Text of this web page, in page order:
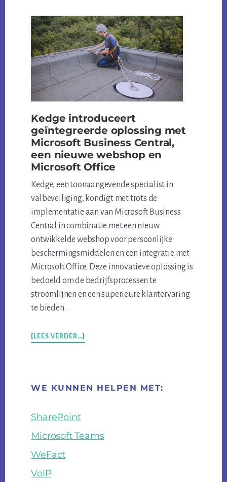
CALLS
DANKZIJ
TEAMS
Kedge introduceert
geïntegreerde oplossing met
Microsoft Business Central,
een nieuwe webshop en
Microsoft Office
Kedge, een toonaangevende specialist in
valbeveiliging, kondigt met trots de
implementatie aan van Microsoft Business
Central in combinatie met een nieuw
ontwikkelde webshop voor persoonlijke
beschermingsmiddelen en een integratie met
Microsoft Office. Deze innovatieve oplossing is
bedoeld om de bedrijfsprocessen te
stroomlijnen en een superieure klantervaring
te bieden.
[LEES VERDER…]
INTRODUCEERT
MICROSOFT
WEBSHOP
WE KUNNEN HELPEN MET:
SharePoint
Microsoft Teams
WeFact
VoIP